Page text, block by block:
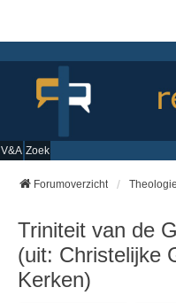
V&A Zoek
Forumoverzicht Theologie
Triniteit van de
(uit: Christelijke
Kerken)